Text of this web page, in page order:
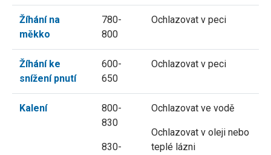
Žíhání na
měkko
780-
800
Ochlazovat v peci
Žíhání ke
snížení pnutí
600-
650
Ochlazovat v peci
Kalení
800-
830
830-
Ochlazovat ve vodě
Ochlazovat v oleji nebo
teplé lázni